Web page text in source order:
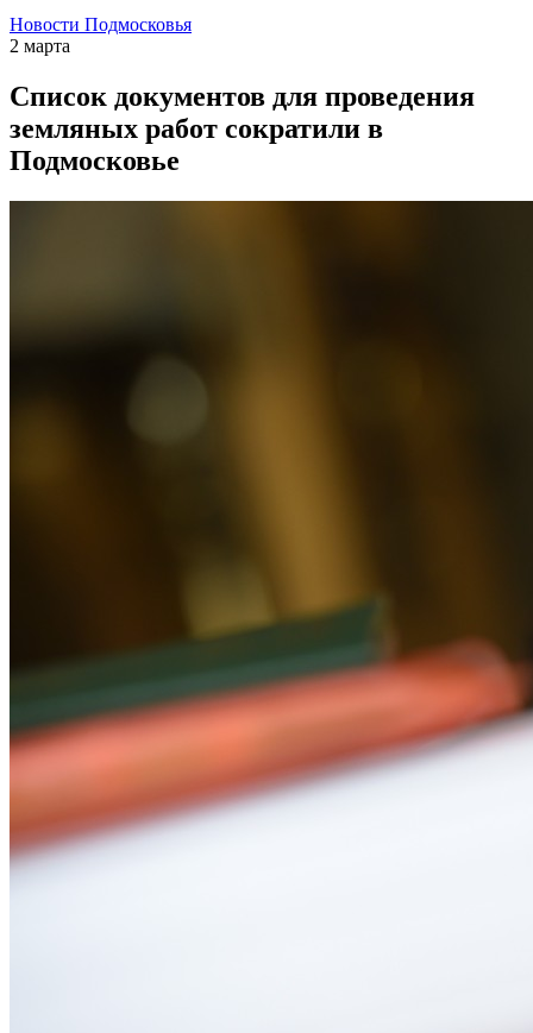
Новости Подмосковья
2 марта
Список документов для проведения
земляных работ сократили в
Подмосковье